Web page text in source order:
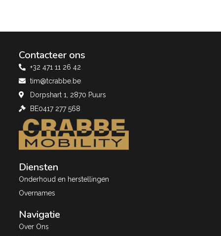
Contacteer ons
+32 471 11 26 42
tim@tcrabbe.be
Dorpshart 1, 2870 Puurs
BE0417 277 568
Diensten
Onderhoud en herstellingen
Overnames
Navigatie
Over Ons